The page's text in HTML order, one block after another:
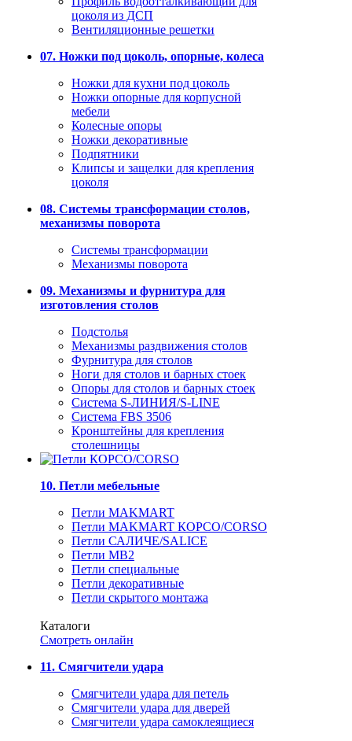
цоколя из ДСП
Вентиляционные решетки
07. Ножки под цоколь, опорные, колеса
Ножки для кухни под цоколь
Ножки опорные для корпусной
мебели
Колесные опоры
Ножки декоративные
Подпятники
Клипсы и защелки для крепления
цоколя
08. Системы трансформации столов,
механизмы поворота
Системы трансформации
Механизмы поворота
09. Механизмы и фурнитура для
изготовления столов
Подстолья
Механизмы раздвижения столов
Фурнитура для столов
Ноги для столов и барных стоек
Опоры для столов и барных стоек
Система S-ЛИНИЯ/S-LINE
Система FBS 3506
Кронштейны для крепления
столешницы
10. Петли мебельные
Петли MAKMART
Петли MAKMART КОРСО/CORSO
Петли САЛИЧЕ/SALICE
Петли MB2
Петли специальные
Петли декоративные
Петли скрытого монтажа
Каталоги
Смотреть онлайн
11. Смягчители удара
Смягчители удара для петель
Смягчители удара для дверей
Cмягчители удара самоклеящиеся